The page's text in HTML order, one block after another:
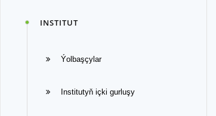
INSTITUT
Ýolbaşçylar
Institutyň içki gurluşy